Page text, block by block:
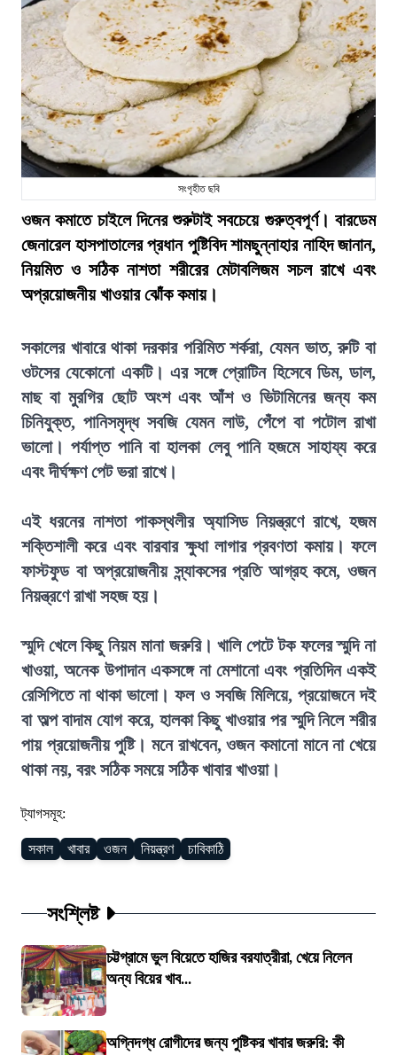
সংগৃহীত ছবি
ওজন কমাতে চাইলে দিনের শুরুটাই সবচেয়ে গুরুত্বপূর্ণ। বারডেম
জেনারেল হাসপাতালের প্রধান পুষ্টিবিদ শামছুন্নাহার নাহিদ জানান,
নিয়মিত ও সঠিক নাশতা শরীরের মেটাবলিজম সচল রাখে এবং
অপ্রয়োজনীয় খাওয়ার ঝোঁক কমায়।
সকালের খাবারে থাকা দরকার পরিমিত শর্করা, যেমন ভাত, রুটি বা
ওটসের যেকোনো একটি। এর সঙ্গে প্রোটিন হিসেবে ডিম, ডাল,
মাছ বা মুরগির ছোট অংশ এবং আঁশ ও ভিটামিনের জন্য কম
চিনিযুক্ত, পানিসমৃদ্ধ সবজি যেমন লাউ, পেঁপে বা পটোল রাখা
ভালো। পর্যাপ্ত পানি বা হালকা লেবু পানি হজমে সাহায্য করে
এবং দীর্ঘক্ষণ পেট ভরা রাখে।
এই ধরনের নাশতা পাকস্থলীর অ্যাসিড নিয়ন্ত্রণে রাখে, হজম
শক্তিশালী করে এবং বারবার ক্ষুধা লাগার প্রবণতা কমায়। ফলে
ফাস্টফুড বা অপ্রয়োজনীয় স্ন্যাকসের প্রতি আগ্রহ কমে, ওজন
নিয়ন্ত্রণে রাখা সহজ হয়।
স্মুদি খেলে কিছু নিয়ম মানা জরুরি। খালি পেটে টক ফলের স্মুদি না
খাওয়া, অনেক উপাদান একসঙ্গে না মেশানো এবং প্রতিদিন একই
রেসিপিতে না থাকা ভালো। ফল ও সবজি মিলিয়ে, প্রয়োজনে দই
বা অল্প বাদাম যোগ করে, হালকা কিছু খাওয়ার পর স্মুদি নিলে শরীর
পায় প্রয়োজনীয় পুষ্টি। মনে রাখবেন, ওজন কমানো মানে না খেয়ে
থাকা নয়, বরং সঠিক সময়ে সঠিক খাবার খাওয়া।
ট্যাগসমূহ:
সকাল খাবার ওজন নিয়ন্ত্রণ চাবিকাঠি
সংশ্লিষ্ট
চট্টগ্রামে ভুল বিয়েতে হাজির বরযাত্রীরা, খেয়ে নিলেন
অন্য বিয়ের খাব...
অগ্নিদগ্ধ রোগীদের জন্য পুষ্টিকর খাবার জরুরি: কী